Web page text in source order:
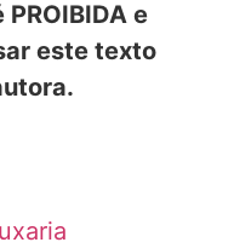
e
este texto